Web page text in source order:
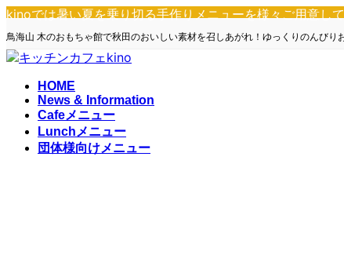
コ
ン
テ
ン
ナ
ビ
ゲ
ー
kinoでは暑い夏を乗り切る手作りメニューを様々ご用意し
鳥海山 木のおもちゃ館で秋田のおいしい素材を召しあがれ！ゆっくりのんびり
HOME
News & Information
Cafeメニュー
Lunchメニュー
団体様向けメニュー